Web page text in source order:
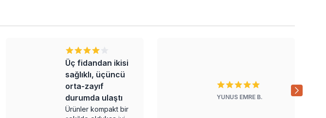
YUNUS EMRE B.
Bu hangi bitki?
yokmuş, onun yerine